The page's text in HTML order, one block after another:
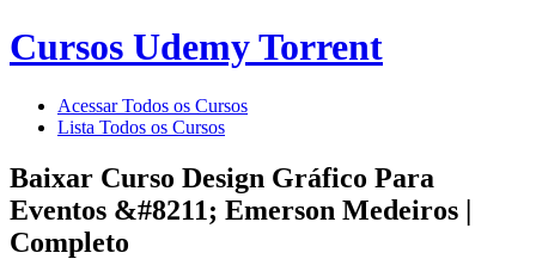
Cursos Udemy Torrent
Acessar Todos os Cursos
Lista Todos os Cursos
Baixar Curso Design Gráfico Para
Eventos &#8211; Emerson Medeiros |
Completo